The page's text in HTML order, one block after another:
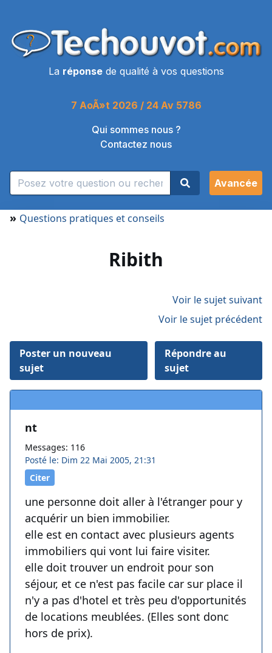
La réponsede qualité à vos questions
7 AoÃ»t 2026 / 24 Av 5786
Qui sommes nous ?
Contactez nous
Avancée
» Questions pratiques et conseils
Ribith
Voir le sujet suivant
Voir le sujet précédent
Poster un nouveau
sujet
Répondre au
sujet
nt
Messages: 116
Posté le: Dim 22 Mai 2005, 21:31
Citer
une personne doit aller à l'étranger pour y
acquérir un bien immobilier.
elle est en contact avec plusieurs agents
immobiliers qui vont lui faire visiter.
elle doit trouver un endroit pour son
séjour, et ce n'est pas facile car sur place il
n'y a pas d'hotel et très peu d'opportunités
de locations meublées. (Elles sont donc
hors de prix).